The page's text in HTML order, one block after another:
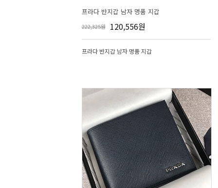
프라다 반지갑 남자 명품 지갑
222,325원 120,556원
프라다 반지갑 남자 명품 지갑